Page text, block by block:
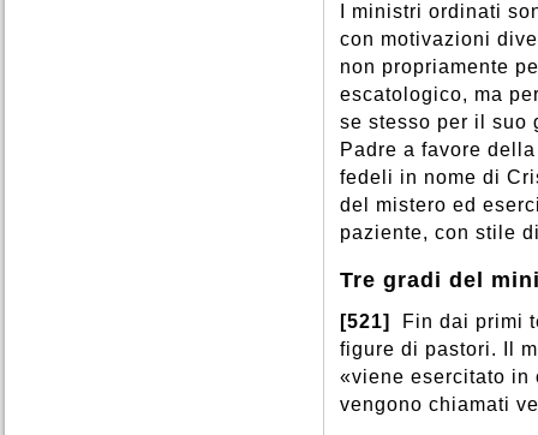
I ministri ordinati
con motivazioni
non propriamente
escatologico, ma
se stesso per il suo
Padre a favore
fedeli in nome di
del mistero ed
paziente, con stile
Tre gradi del
[521]
Fin dai primi
figure di pastori. Il
«viene esercitato in
vengono chiamati